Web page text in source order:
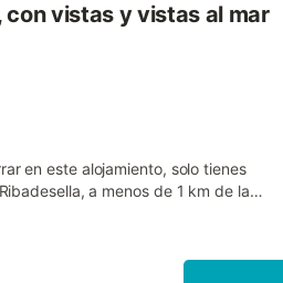
vistas y vistas al mar
en este alojamiento, solo tienes
a menos de 1 km de la
gratis. El apartamento consta de 2
y 2 baños con bidé y ducha. Se
del apartamento, mientras que los